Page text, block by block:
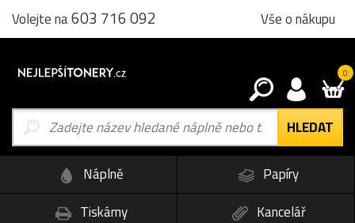
Volejte na603 716 092 Vše o nákupu
0
Náplně
Papíry
Tiskárny
Kancelář